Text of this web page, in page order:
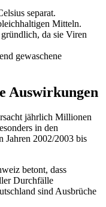
separat.
Mitteln.
da sie Viren
gewaschene
Auswirkungen
jährlich Millionen
in den
Jahren 2002/2003 bis
betont, dass
Durchfälle
sind Ausbrüche